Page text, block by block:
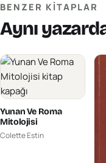
BENZER KITAPLAR
Aynı
Yunan Ve Roma
Mitolojisi
Colette Estin